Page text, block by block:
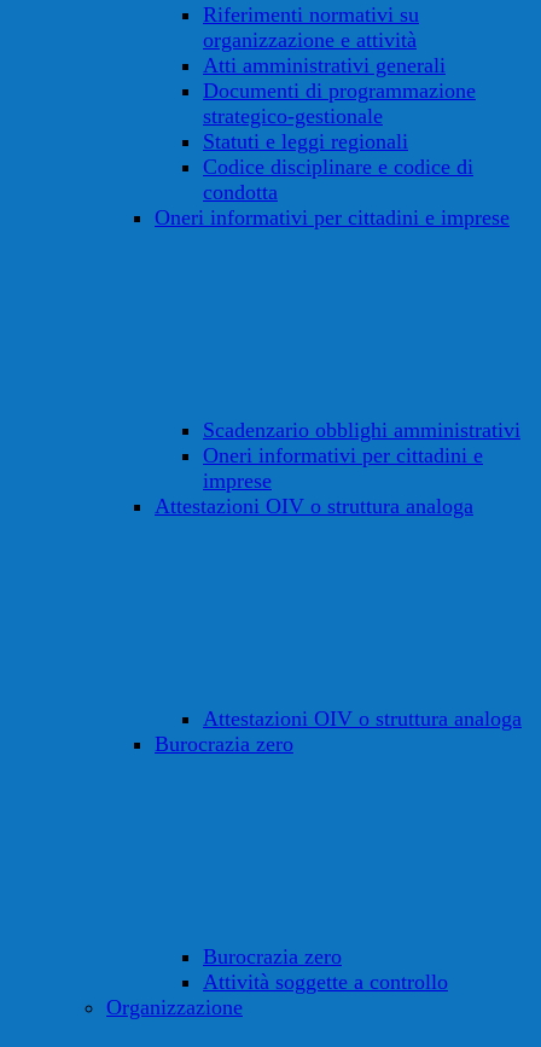
Riferimenti normativi su
organizzazione e attività
Atti amministrativi generali
Documenti di programmazione
strategico-gestionale
Statuti e leggi regionali
Codice disciplinare e codice di
condotta
Oneri informativi per cittadini e imprese
Scadenzario obblighi amministrativi
Oneri informativi per cittadini e
imprese
Attestazioni OIV o struttura analoga
Attestazioni OIV o struttura analoga
Burocrazia zero
Burocrazia zero
Attività soggette a controllo
Organizzazione